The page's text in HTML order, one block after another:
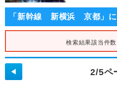
「新幹線 新横浜 京都」に
検索結果該当件数
2/5ペ
◀